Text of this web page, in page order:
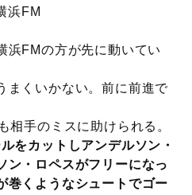
浜FM
浜FMの方が先に動いてい
まくいかない。前に前進で
相手のミスに助けられる。
をカットしアンデルソン・
ン・ロペスがフリーになっ
巻くようなシュートでゴー